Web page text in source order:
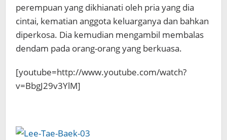
perempuan yang dikhianati oleh pria yang dia
cintai, kematian anggota keluarganya dan bahkan
diperkosa. Dia kemudian mengambil membalas
dendam pada orang-orang yang berkuasa.
[youtube=http://www.youtube.com/watch?
v=BbgJ29v3YlM]